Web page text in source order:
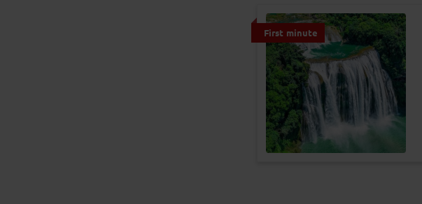
First minute